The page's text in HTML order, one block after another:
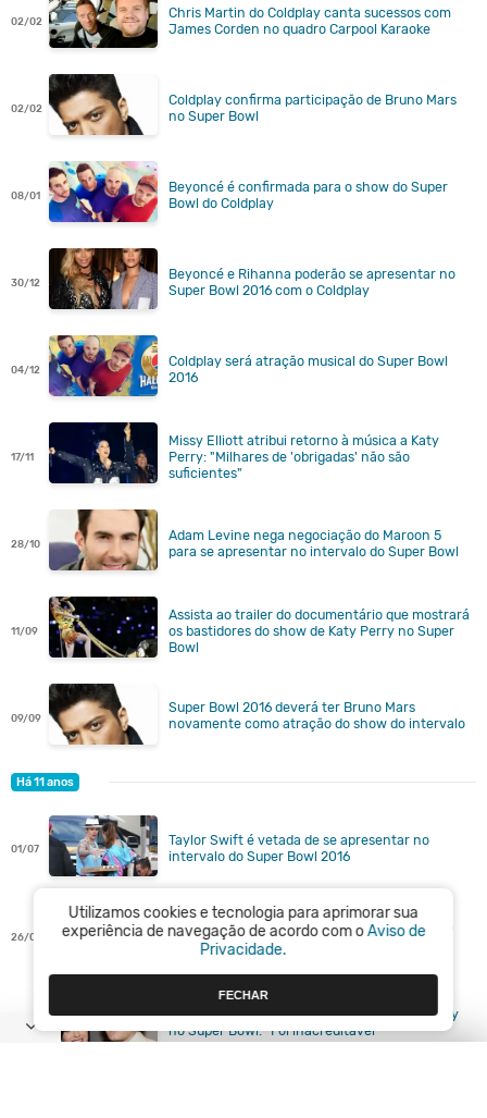
02/02
Chris Martin do Coldplay canta sucessos com
James Corden no quadro Carpool Karaoke
02/02
Coldplay confirma participação de Bruno Mars
no Super Bowl
08/01
Beyoncé é confirmada para o show do Super
Bowl do Coldplay
30/12
Beyoncé e Rihanna poderão se apresentar no
Super Bowl 2016 com o Coldplay
04/12
Coldplay será atração musical do Super Bowl
2016
17/11
Missy Elliott atribui retorno à música a Katy
Perry: "Milhares de 'obrigadas' não são
suficientes"
28/10
Adam Levine nega negociação do Maroon 5
para se apresentar no intervalo do Super Bowl
11/09
Assista ao trailer do documentário que mostrará
os bastidores do show de Katy Perry no Super
Bowl
09/09
Super Bowl 2016 deverá ter Bruno Mars
novamente como atração do show do intervalo
Há 11 anos
01/07
Taylor Swift é vetada de se apresentar no
intervalo do Super Bowl 2016
26/06
Taylor Swift é cogitada para se apresentar no
intervalo do Super Bowl 2016, diz site
05/02
John Mayer elogia performance de Katy Perry
no Super Bowl: "Foi inacreditável"
Utilizamos cookies e tecnologia para aprimorar sua
experiência de navegação de acordo com oAviso de
Privacidade.
FECHAR